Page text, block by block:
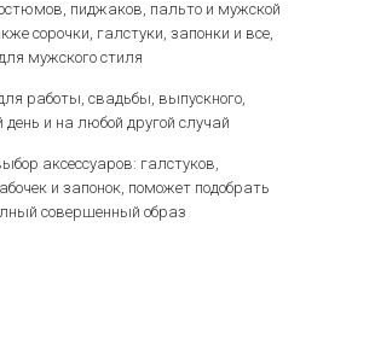
пиджаков, пальто и мужской
сорочки, галстуки, запонки и все,
мужского стиля
работы, свадьбы, выпускного,
и на любой другой случай
аксессуаров: галстуков,
и запонок, поможет подобрать
совершенный образ